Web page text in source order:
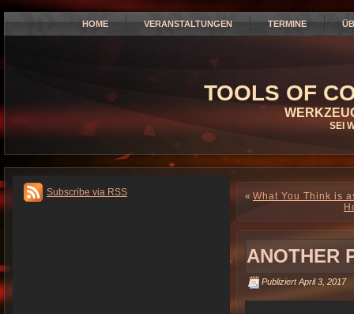
HOME VERANSTALTUNGEN TERMINE
TOOLS OF
SEI
Subscribe via RSS « What You Think is
ANOTHER
Publiziert April 3, 2017